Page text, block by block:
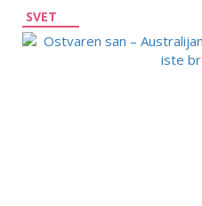
SVET